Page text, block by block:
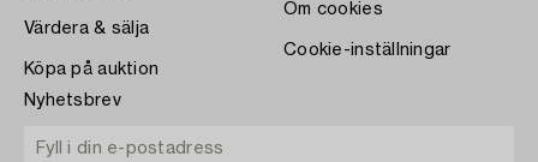
Värdera & sälja
Köpa på auktion
Om cookies
Cookie-inställningar
Nyhetsbrev